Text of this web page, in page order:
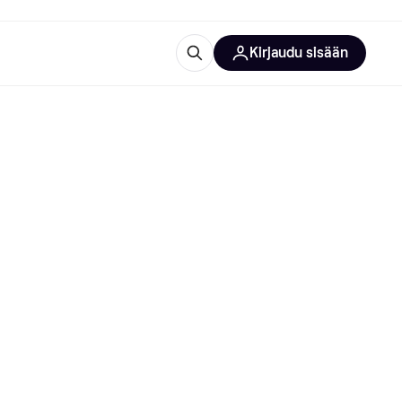
Kirjaudu sisään